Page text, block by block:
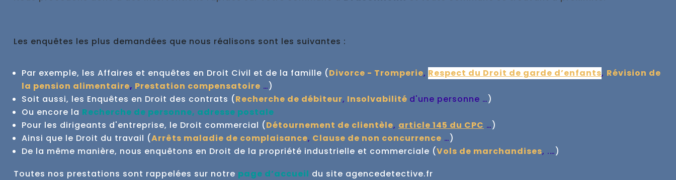
Les enquêtes les plus demandées que nous réalisons sont les suivantes :
Par exemple, les Affaires et enquêtes en Droit Civil et de la famille (Divorce - Tromperie, Respect du Droit de garde d’enfants, Révision de
la pension alimentaire, Prestation compensatoire …)
Soit aussi, les Enquêtes en Droit des contrats (Recherche de débiteur, Insolvabilité d'une personne …)
Ou encore la Recherche de personne, adresse postale
Pour les dirigeants d'entreprise, le Droit commercial (Détournement de clientèle, article 145 du CPC …)
Ainsi que le Droit du travail (Arrêts maladie de complaisance, Clause de non concurrence …)
De la même manière, nous enquêtons en Droit de la propriété industrielle et commerciale (Vols de marchandises, .…)
Toutes nos prestations sont rappelées sur notre page d’accueil du site agencedetective.fr